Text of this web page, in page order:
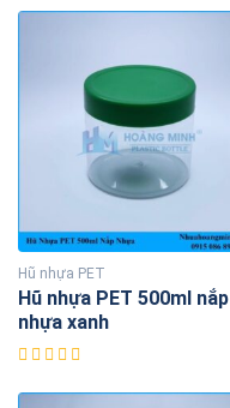
Hũ nhựa PET
Hũ nhựa PET 500ml nắp
nhựa xanh